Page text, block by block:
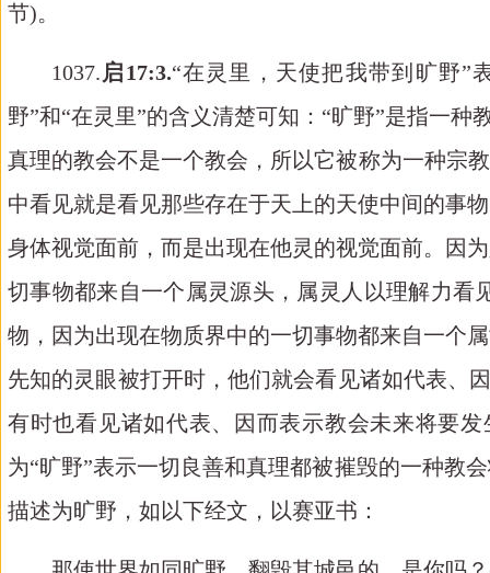
节)。
1037. 启17:3.“在灵里，天使把我带到 旷野”
野”和“在灵里”的含义清楚可知： “旷野”是指一种
真理的教会不是一个教会，所以它被称为一种宗
中看见就是看见那些存在于天上的天使中间的事
身体视觉面前，而是出现在他灵的视觉面前。因
切事物都来自一个属灵源头，属灵人以理解力
物，因为出现在物质界中的一切事物都来自一个
先知的灵眼被打开时，他们就会看见诸如代表、
有时也看见诸如代表、因而表示教会未来将要
为“旷野”表示一切良善和真理都被摧毁的一种教
描述为旷野，如以下经文，以赛亚书：